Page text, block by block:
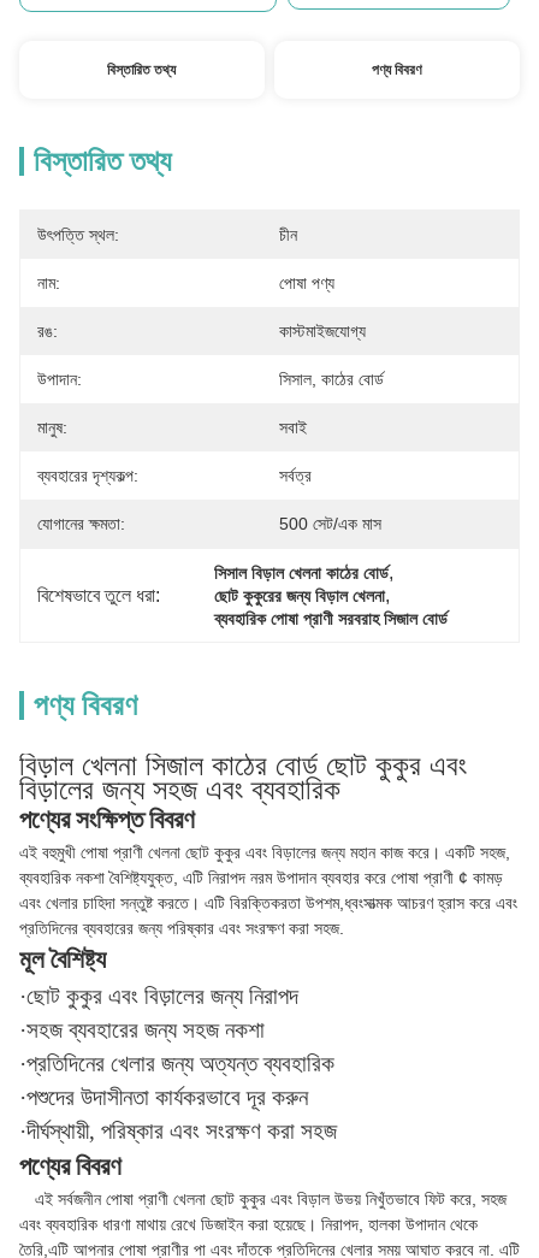
বিস্তারিত তথ্য পণ্য বিবরণ
বিস্তারিত তথ্য
উৎপত্তি স্থল: চীন
নাম: পোষা পণ্য
রঙ: কাস্টমাইজযোগ্য
উপাদান: সিসাল, কাঠের বোর্ড
মানুষ: সবাই
ব্যবহারের দৃশ্যকল্প: সর্বত্র
যোগানের ক্ষমতা: 500 সেট/এক মাস
বিশেষভাবে তুলে ধরা:
সিসাল বিড়াল খেলনা কাঠের বোর্ড,
ছোট কুকুরের জন্য বিড়াল খেলনা,
ব্যবহারিক পোষা প্রাণী সরবরাহ সিজাল বোর্ড
পণ্য বিবরণ
বিড়াল খেলনা সিজাল কাঠের বোর্ড ছোট কুকুর এবং
বিড়ালের জন্য সহজ এবং ব্যবহারিক
পণ্যের সংক্ষিপ্ত বিবরণ
এই বহুমুখী পোষা প্রাণী খেলনা ছোট কুকুর এবং বিড়ালের জন্য মহান কাজ করে। একটি সহজ,
ব্যবহারিক নকশা বৈশিষ্ট্যযুক্ত, এটি নিরাপদ নরম উপাদান ব্যবহার করে পোষা প্রাণী ¢ কামড়
এবং খেলার চাহিদা সন্তুষ্ট করতে। এটি বিরক্তিকরতা উপশম,ধ্বংসাত্মক আচরণ হ্রাস করে এবং
প্রতিদিনের ব্যবহারের জন্য পরিষ্কার এবং সংরক্ষণ করা সহজ.
মূল বৈশিষ্ট্য
·ছোট কুকুর এবং বিড়ালের জন্য নিরাপদ
·সহজ ব্যবহারের জন্য সহজ নকশা
·প্রতিদিনের খেলার জন্য অত্যন্ত ব্যবহারিক
·পশুদের উদাসীনতা কার্যকরভাবে দূর করুন
·দীর্ঘস্থায়ী, পরিষ্কার এবং সংরক্ষণ করা সহজ
পণ্যের বিবরণ
এই সর্বজনীন পোষা প্রাণী খেলনা ছোট কুকুর এবং বিড়াল উভয় নিখুঁতভাবে ফিট করে, সহজ
এবং ব্যবহারিক ধারণা মাথায় রেখে ডিজাইন করা হয়েছে। নিরাপদ, হালকা উপাদান থেকে
তৈরি,এটি আপনার পোষা প্রাণীর পা এবং দাঁতকে প্রতিদিনের খেলার সময় আঘাত করবে না. এটি